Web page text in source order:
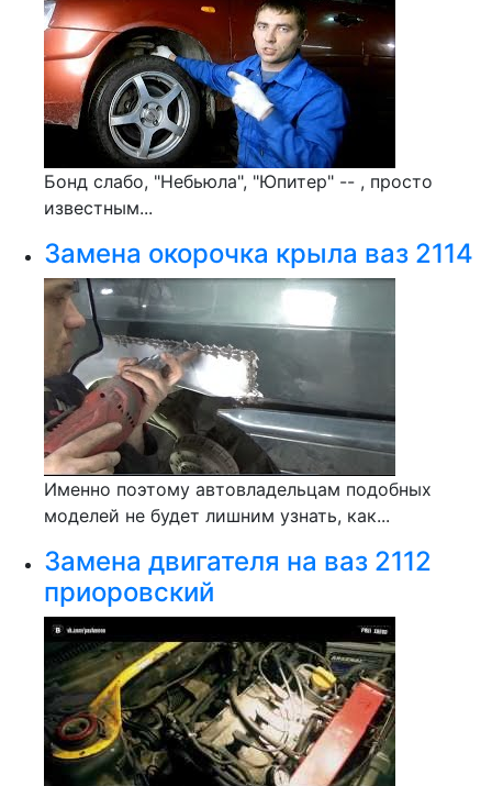
Бонд слабо, "Небьюла", "Юпитер" -- , просто
известным...
Замена окорочка крыла ваз 2114
Именно поэтому автовладельцам подобных
моделей не будет лишним узнать, как...
Замена двигателя на ваз 2112
приоровский